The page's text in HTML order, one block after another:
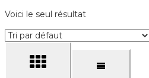
Voici le seul résultat